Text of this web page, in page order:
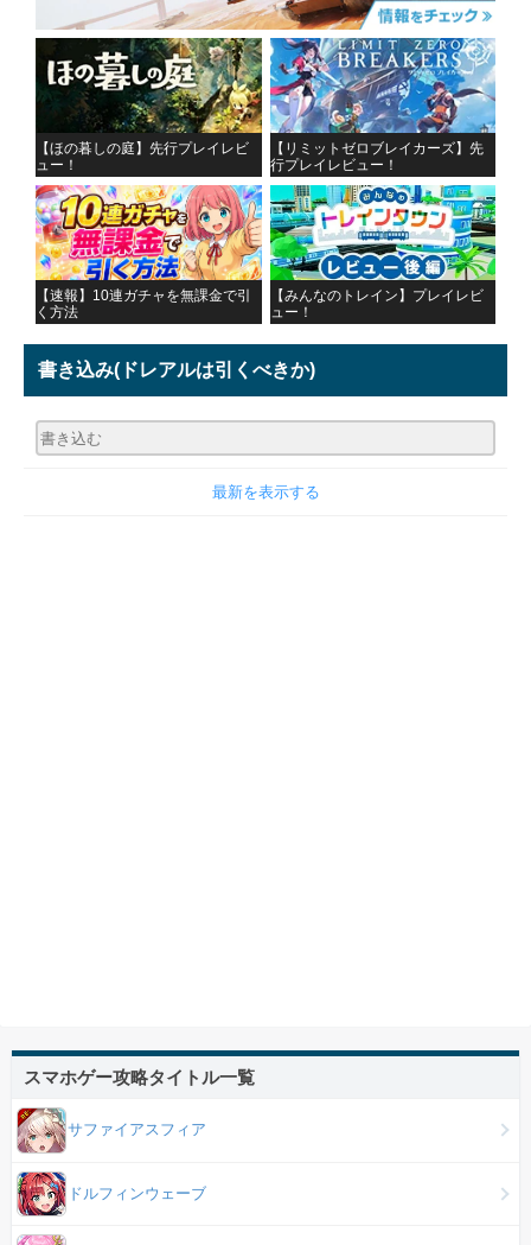
【ほの暮しの庭】先行プレイレビ
ュー！
【リミットゼロブレイカーズ】先
行プレイレビュー！
【速報】10連ガチャを無課金で引
く方法
【みんなのトレイン】プレイレビ
ュー！
書き込み(ドレアルは引くべきか)
最新を表示する
スマホゲー攻略タイトル一覧
サファイアスフィア
ドルフィンウェーブ